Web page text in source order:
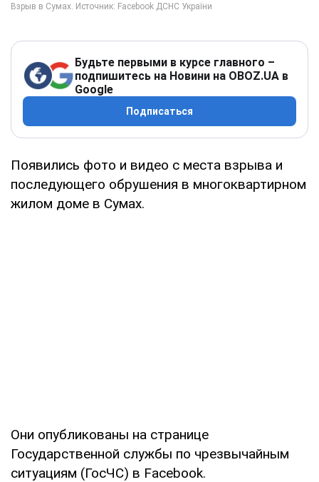
Будьте первыми в курсе главного –
подпишитесь на Новини на OBOZ.UA в
Google
Подписаться
Появились фото и видео с места взрыва и
последующего обрушения в многоквартирном
жилом доме в Сумах.
Они опубликованы на странице
Государственной службы по чрезвычайным
ситуациям (ГосЧС) в Facebook.